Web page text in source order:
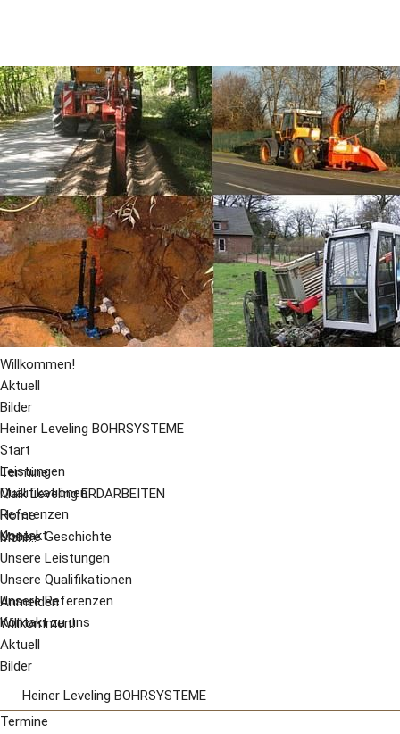
Willkommen!
Aktuell
Bilder
Heiner Leveling BOHRSYSTEME
Start
Leistungen
Qualifikationen
Referenzen
Kontakt
Termine
Maik Leveling ERDARBEITEN
Home
Unsere Geschichte
Unsere Leistungen
Unsere Qualifikationen
Unsere Referenzen
Kontakt zu uns
Mehr...
Anmelden
Willkommen!
Aktuell
Bilder
Heiner Leveling BOHRSYSTEME
Start
Termine